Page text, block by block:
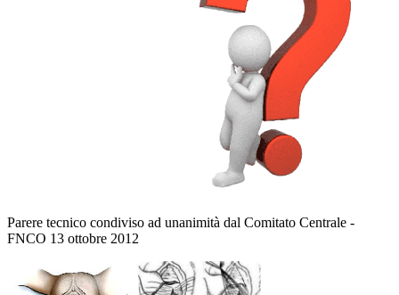
Parere tecnico condiviso ad unanimità dal Comitato Centrale -
FNCO 13 ottobre 2012